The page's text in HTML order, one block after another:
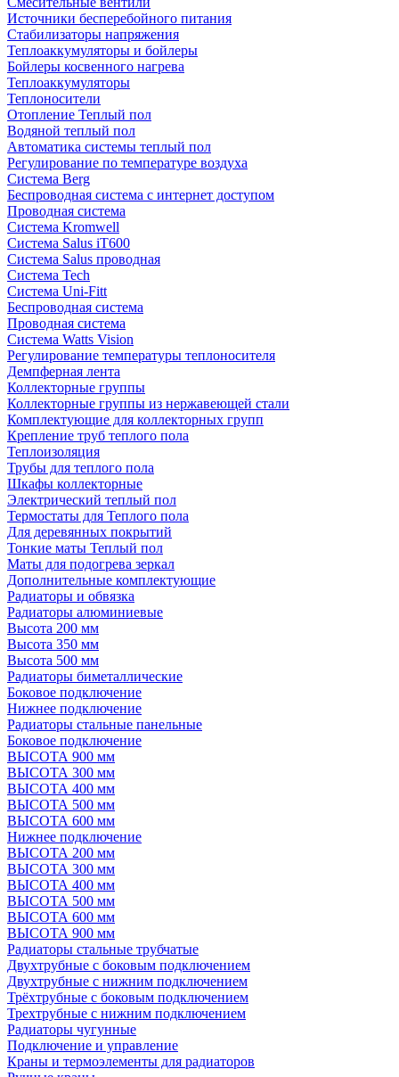
Источники бесперебойного питания
Стабилизаторы напряжения
Теплоаккумуляторы и бойлеры
Бойлеры косвенного нагрева
Теплоаккумуляторы
Теплоносители
Отопление Теплый пол
Водяной теплый пол
Автоматика системы теплый пол
Регулирование по температуре воздуха
Система Berg
Беспроводная система с интернет доступом
Проводная система
Система Kromwell
Система Salus iT600
Система Salus проводная
Система Tech
Система Uni-Fitt
Беспроводная система
Проводная система
Система Watts Vision
Регулирование температуры теплоносителя
Демпферная лента
Коллекторные группы
Коллекторные группы из нержавеющей стали
Комплектующие для коллекторных групп
Крепление труб теплого пола
Теплоизоляция
Трубы для теплого пола
Шкафы коллекторные
Электрический теплый пол
Термостаты для Теплого пола
Для деревянных покрытий
Тонкие маты Теплый пол
Маты для подогрева зеркал
Дополнительные комплектующие
Радиаторы и обвязка
Радиаторы алюминиевые
Высота 200 мм
Высота 350 мм
Высота 500 мм
Радиаторы биметаллические
Боковое подключение
Нижнее подключение
Радиаторы стальные панельные
Боковое подключение
ВЫСОТА 900 мм
ВЫСОТА 300 мм
ВЫСОТА 400 мм
ВЫСОТА 500 мм
ВЫСОТА 600 мм
Нижнее подключение
ВЫСОТА 200 мм
ВЫСОТА 300 мм
ВЫСОТА 400 мм
ВЫСОТА 500 мм
ВЫСОТА 600 мм
ВЫСОТА 900 мм
Радиаторы стальные трубчатые
Двухтрубные с боковым подключением
Двухтрубные с нижним подключением
Трёхтрубные с боковым подключением
Трехтрубные с нижним подключением
Радиаторы чугунные
Подключение и управление
Краны и термоэлементы для радиаторов